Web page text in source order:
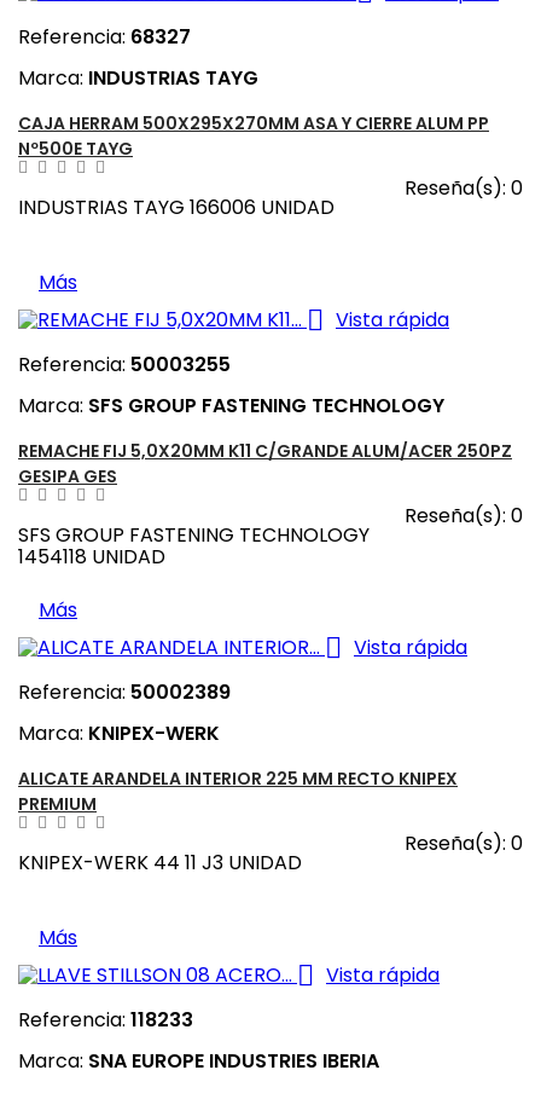
Referencia: 68327
Marca: INDUSTRIAS TAYG
CAJA HERRAM 500X295X270MM ASA Y CIERRE ALUM PP
Nº500E TAYG
Reseña(s): 0
INDUSTRIAS TAYG 166006 UNIDAD
Más
 Vista rápida
Referencia: 50003255
Marca: SFS GROUP FASTENING TECHNOLOGY
REMACHE FIJ 5,0X20MM K11 C/GRANDE ALUM/ACER 250PZ
GESIPA GES
Reseña(s): 0
SFS GROUP FASTENING TECHNOLOGY
1454118 UNIDAD
Más
 Vista rápida
Referencia: 50002389
Marca: KNIPEX-WERK
ALICATE ARANDELA INTERIOR 225 MM RECTO KNIPEX
PREMIUM
Reseña(s): 0
KNIPEX-WERK 44 11 J3 UNIDAD
Más
 Vista rápida
Referencia: 118233
Marca: SNA EUROPE INDUSTRIES IBERIA